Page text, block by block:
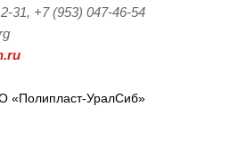
31, +7 (953) 047-46-54
«Полипласт-УралСиб»